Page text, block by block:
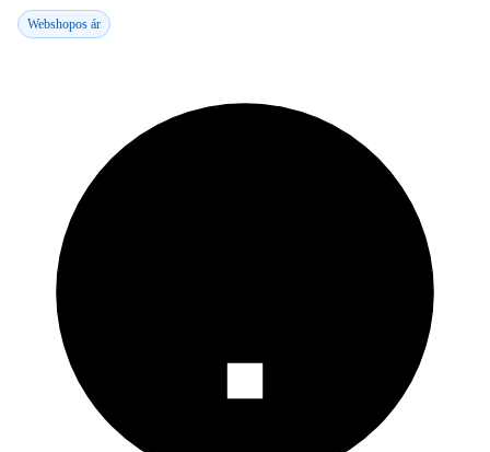
Webshopos ár